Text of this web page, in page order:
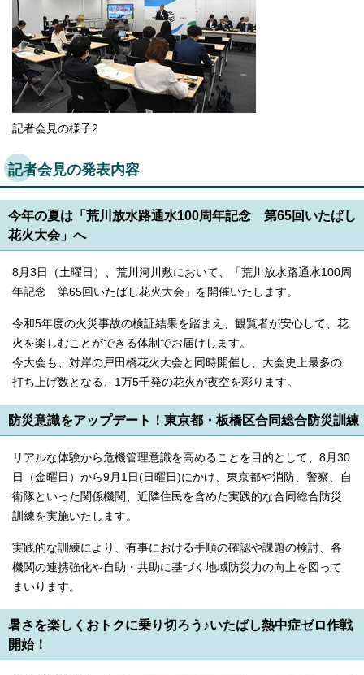
記者会見の様子2
記者会見の発表内容
今年の夏は「荒川放水路通水100周年記念 第65回いたばし
花火大会」へ
8月3日（土曜日）、荒川河川敷において、「荒川放水路通水100周
年記念 第65回いたばし花火大会」を開催いたします。
令和5年度の火災事故の検証結果を踏まえ、観覧者が安心して、花
火を楽しむことができる体制でお届けします。
今大会も、対岸の戸田橋花火大会と同時開催し、大会史上最多の
打ち上げ数となる、1万5千発の花火が夜空を彩ります。
防災意識をアップデート！東京都・板橋区合同総合防災訓練
リアルな体験から危機管理意識を高めることを目的として、8月30
日（金曜日）から9月1日(日曜日)にかけ、東京都や消防、警察、自
衛隊といった関係機関、近隣住民を含めた実践的な合同総合防災
訓練を実施いたします。
実践的な訓練により、有事における手順の確認や課題の検討、各
機関の連携強化や自助・共助に基づく地域防災力の向上を図って
まいります。
暑さを楽しくおトクに乗り切ろう♪いたばし熱中症ゼロ作戦
開始！